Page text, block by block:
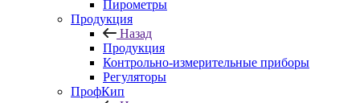
Пирометры
Продукция
Назад
Продукция
Контрольно-измерительные приборы
Регуляторы
ПрофКип